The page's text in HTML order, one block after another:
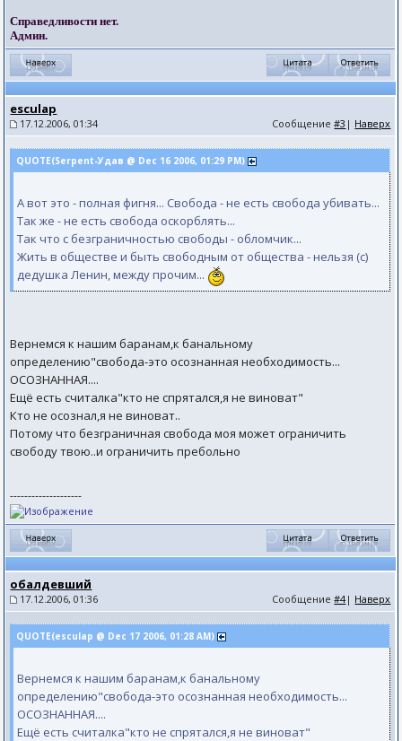
Справедливости нет.
Админ.
esculap
17.12.2006, 01:34 Сообщение#3 | Наверх
QUOTE(Serpent-Удав @ Dec 16 2006, 01:29 PM)
А вот это - полная фигня... Свобода - не есть свобода убивать...
Так же - не есть свобода оскорблять...
Так что с безграничностью свободы - обломчик...
Жить в обществе и быть свободным от общества - нельзя (с)
дедушка Ленин, между прочим...
Вернемся к нашим баранам,к банальному
определению"свобода-это осознанная необходимость...
ОСОЗНАННАЯ....
Ещё есть считалка"кто не спрятался,я не виноват"
Кто не осознал,я не виноват..
Потому что безграничная свобода моя может ограничить
свободу твою..и ограничить пребольно
--------------------
обалдевший
17.12.2006, 01:36 Сообщение#4| Наверх
QUOTE(esculap @ Dec 17 2006, 01:28 AM)
Вернемся к нашим баранам,к банальному
определению"свобода-это осознанная необходимость...
ОСОЗНАННАЯ....
Ещё есть считалка"кто не спрятался,я не виноват"